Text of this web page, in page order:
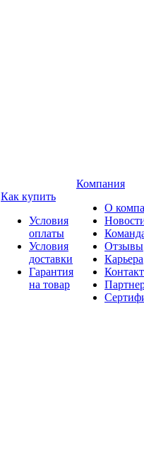
Как купить
Условия
оплаты
Условия
доставки
Гарантия
на товар
Компания
О
Отзывы
Карьера